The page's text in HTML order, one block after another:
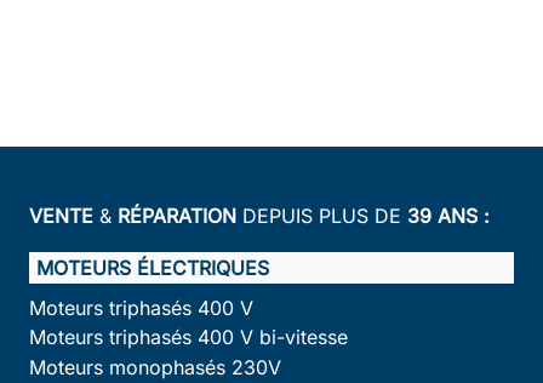
VENTE & RÉPARATION DEPUIS PLUS DE 39 ANS :
MOTEURS ÉLECTRIQUES
Moteurs triphasés 400 V
Moteurs triphasés 400 V bi-vitesse
Moteurs monophasés 230V